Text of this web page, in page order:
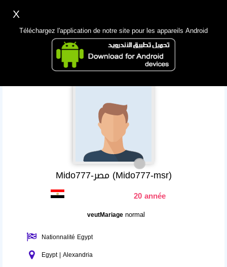
App Mobile
Mido777-مصر (Mido777-msr)
20 année
veutMariagenormal
Nationnalité Egypt
Egypt | Alexandria
X
Téléchargez l'application de notre site pour les appareils Android